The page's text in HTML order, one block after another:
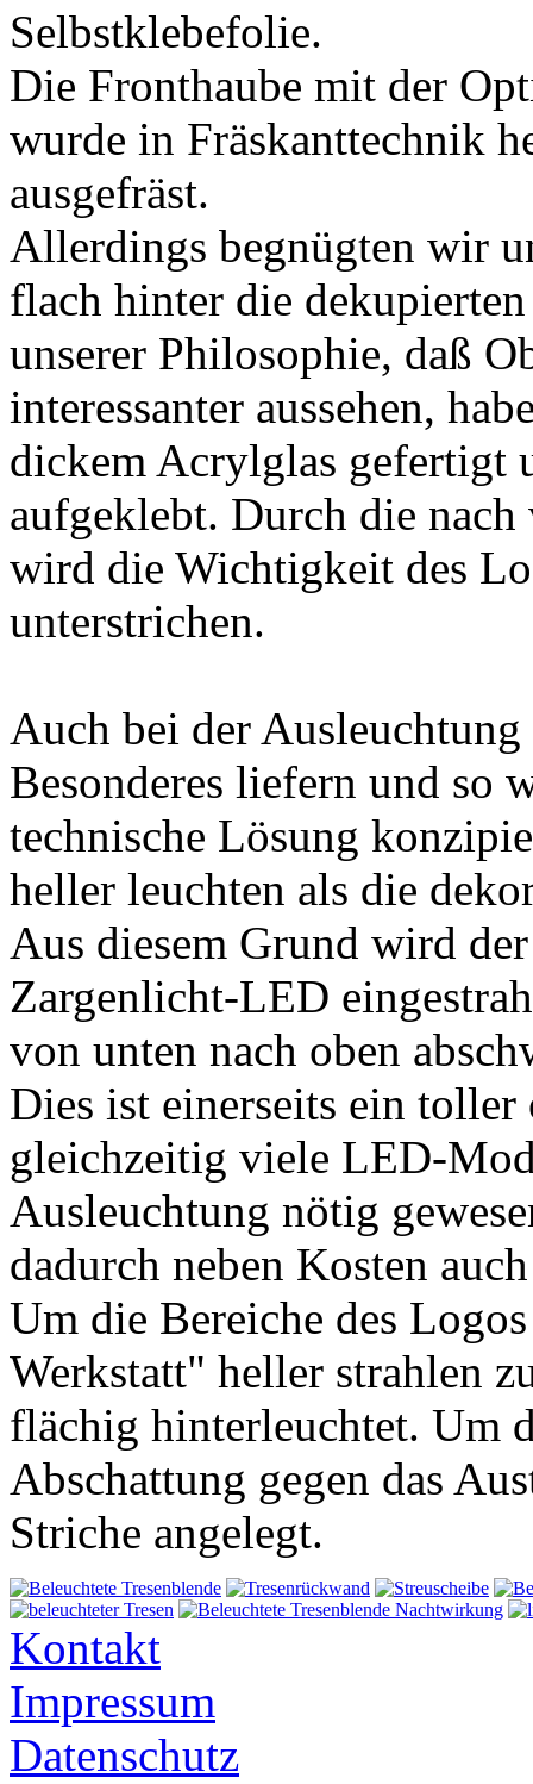
Selbstklebefolie.
Die Fronthaube mit der
wurde in Fräskanttechnik
ausgefräst.
Allerdings begnügten wir
flach hinter die
unserer Philosophie, daß
interessanter aussehen,
dickem Acrylglas gefertigt
aufgeklebt. Durch die
wird die Wichtigkeit des
unterstrichen.
Auch bei der
Besonderes liefern und so
technische Lösung
heller leuchten als die
Aus diesem Grund wird
Zargenlicht-LED
von unten nach oben
Dies ist einerseits ein
gleichzeitig viele LED-
Ausleuchtung nötig
dadurch neben Kosten
Um die Bereiche des
Werkstatt" heller strahlen
flächig hinterleuchtet. Um
Abschattung gegen das
Striche angelegt.
Kontakt
Impressum
Datenschutz